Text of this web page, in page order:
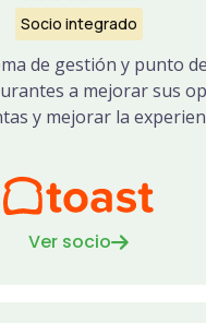
Socio integrado
de gestión y punto
a mejorar sus
y mejorar la
Ver socio